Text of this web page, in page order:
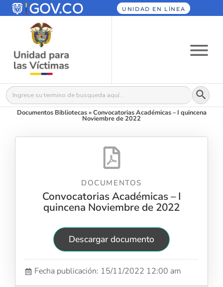
UNIDAD EN LÍNEA
Buscar: Botón
Documentos Bibliotecas»Convocatorias Académicas – I quincena
Noviembre de 2022
DOCUMENTOS
Convocatorias Académicas – I
quincena Noviembre de 2022
Descargar documento
Fecha publicación: 15/11/2022 12:00 am